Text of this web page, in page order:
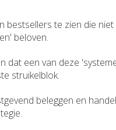
te zien die
beloven.
dat een van deze
struikelblok.
beleggen en